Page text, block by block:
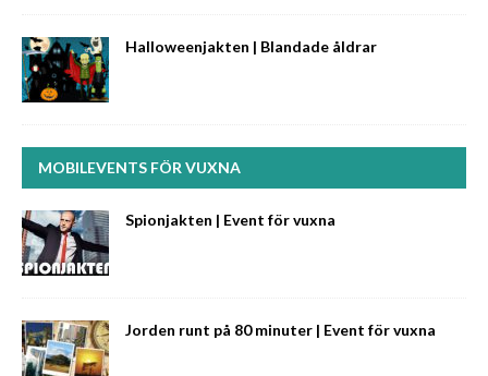
Halloweenjakten | Blandade åldrar
MOBILEVENTS FÖR VUXNA
Spionjakten | Event för vuxna
Jorden runt på 80 minuter | Event för vuxna